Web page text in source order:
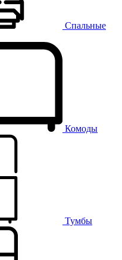
Спальные
Комоды
Тумбы